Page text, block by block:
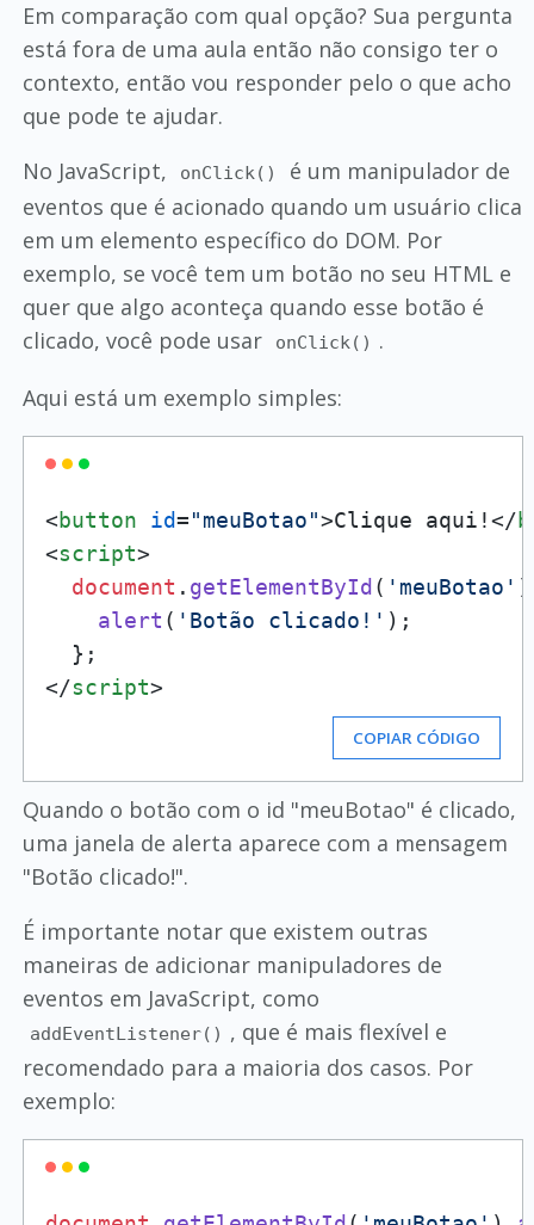
Em comparação com qual opção? Sua pergunta
está fora de uma aula então não consigo ter o
contexto, então vou responder pelo o que acho
que pode te ajudar.
No JavaScript,
onClick()
é um manipulador de
eventos que é acionado quando um usuário clica
em um elemento específico do DOM. Por
exemplo, se você tem um botão no seu HTML e
quer que algo aconteça quando esse botão é
clicado, você pode usar
onClick() .
Aqui está um exemplo simples:
<button id="meuBotao">Clique aqui!</
<script>
document . getElementById ( 'meuBotao'
alert ( 'Botão clicado!' );
</script>
COPIAR CÓDIGO
Quando o botão com o id "meuBotao" é clicado,
uma janela de alerta aparece com a mensagem
"Botão clicado!".
É importante notar que existem outras
maneiras de adicionar manipuladores de
eventos em JavaScript, como
addEventListener() , que é mais flexível e
recomendado para a maioria dos casos. Por
exemplo: